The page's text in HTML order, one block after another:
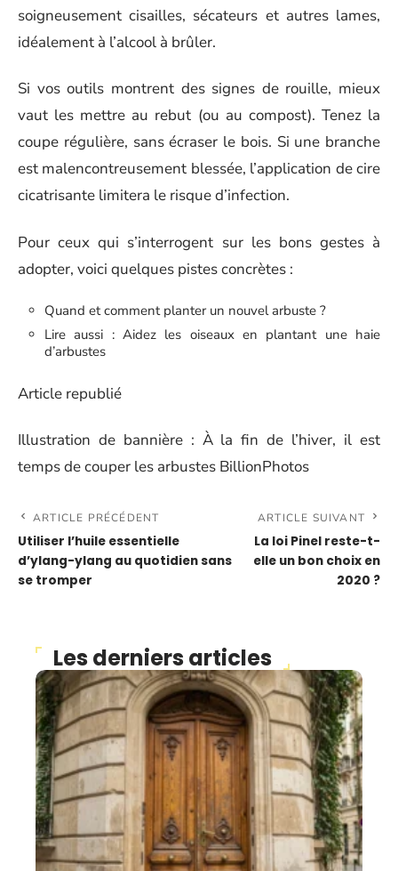
soigneusement cisailles, sécateurs et autres lames,
idéalement à l’alcool à brûler.
Si vos outils montrent des signes de rouille, mieux
vaut les mettre au rebut (ou au compost). Tenez la
coupe régulière, sans écraser le bois. Si une branche
est malencontreusement blessée, l’application de cire
cicatrisante limitera le risque d’infection.
Pour ceux qui s’interrogent sur les bons gestes à
adopter, voici quelques pistes concrètes :
Quand et comment planter un nouvel arbuste ?
Lire aussi : Aidez les oiseaux en plantant une haie
d’arbustes
Article republié
Illustration de bannière : À la fin de l’hiver, il est
temps de couper les arbustes BillionPhotos
ARTICLE PRÉCÉDENT
Utiliser l’huile essentielle
d’ylang-ylang au quotidien sans
se tromper
ARTICLE SUIVANT
La loi Pinel reste-t-
elle un bon choix en
2020 ?
Les derniers articles